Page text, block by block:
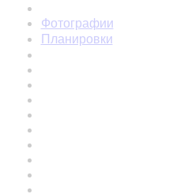
Фотографии
Планировки